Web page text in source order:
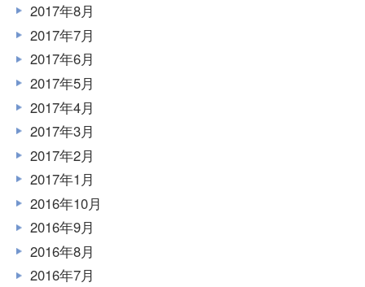
2017年8月
2017年7月
2017年6月
2017年5月
2017年4月
2017年3月
2017年2月
2017年1月
2016年10月
2016年9月
2016年8月
2016年7月